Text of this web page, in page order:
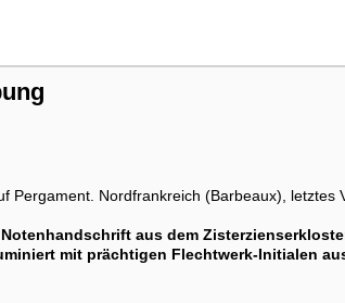
Pergament. Nordfrankreich (Barbeaux), letztes
aus dem
mit prächtigen Flechtwerk-Initialen